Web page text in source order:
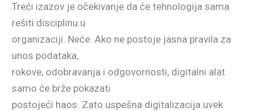
Treći izazov je očekivanje da će tehnologija sama
rešiti disciplinu u
organizaciji. Neće. Ako ne postoje jasna pravila za
unos podataka,
rokove, odobravanja i odgovornosti, digitalni alat
samo će brže pokazati
postojeći haos. Zato uspešna digitalizacija uvek